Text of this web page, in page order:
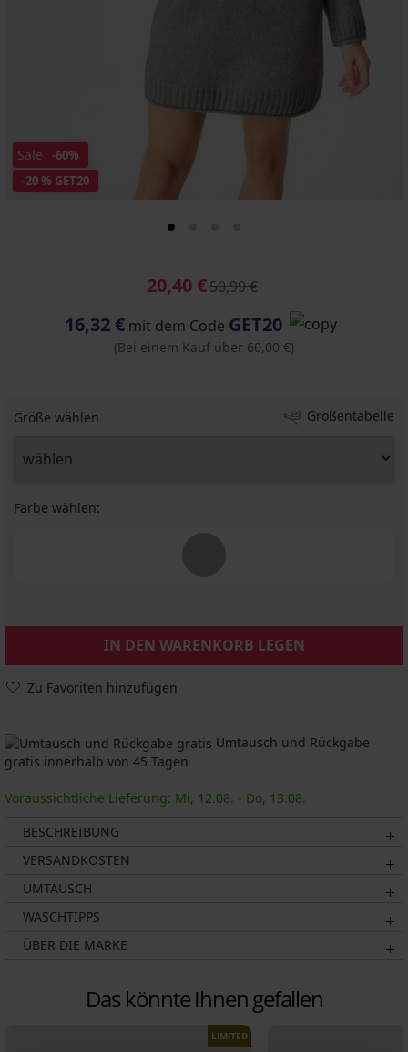
-20 % GET20
Sale -60%
20,40 €50,99 €
16,32 €mit dem Code GET20
(Bei einem Kauf über 60,00 €)
Größe wählen Größentabelle
Farbe wählen:
IN DEN WARENKORB LEGEN
Zu Favoriten hinzufügen
Umtausch und Rückgabe
gratis innerhalb von 45 Tagen
Voraussichtliche Lieferung: Mi, 12.08. - Do, 13.08.
BESCHREIBUNG
VERSANDKOSTEN
UMTAUSCH
WASCHTIPPS
ÜBER DIE MARKE
Das könnte Ihnen gefallen
LIMITED